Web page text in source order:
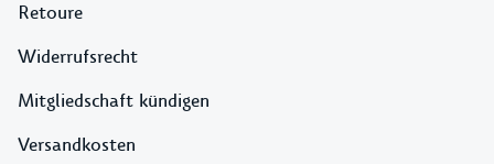
Retoure
Widerrufsrecht
Mitgliedschaft kündigen
Versandkosten